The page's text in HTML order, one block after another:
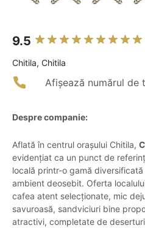
9.5
Chitila, Chitila
Afișează numărul de
Despre companie:
Aflată în centrul orașului Chitila,
evidențiat ca un punct de
locală printr-o gamă
ambient deosebit. Oferta
cafea atent selecționate, mic
savuroasă, sandviciuri bine
atractivi, completate de